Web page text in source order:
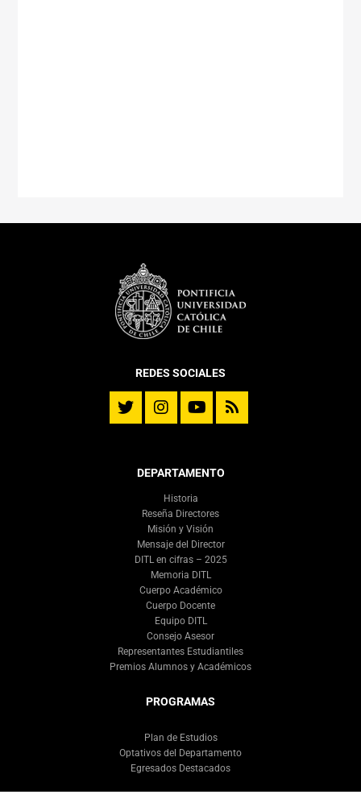
REDES SOCIALES
DEPARTAMENTO
Historia
Reseña Directores
Misión y Visión
Mensaje del Director
DITL en cifras – 2025
Memoria DITL
Cuerpo Académico
Cuerpo Docente
Equipo DITL
Consejo Asesor
Representantes Estudiantiles
Premios Alumnos y Académicos
PROGRAMAS
Plan de Estudios
Optativos del Departamento
Egresados Destacados